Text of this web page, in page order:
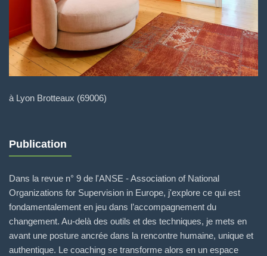
à Lyon Brotteaux (69006)
Publication
Dans la revue n° 9 de l'ANSE - Association of National
Organizations for Supervision in Europe, j'explore ce qui est
fondamentalement en jeu dans l’accompagnement du
changement. Au-delà des outils et des techniques, je mets en
avant une posture ancrée dans la rencontre humaine, unique et
authentique. Le coaching se transforme alors en un espace